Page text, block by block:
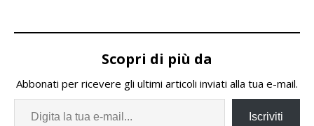
Scopri di più da
Abbonati per ricevere gli ultimi articoli inviati alla tua e-mail.
Iscriviti